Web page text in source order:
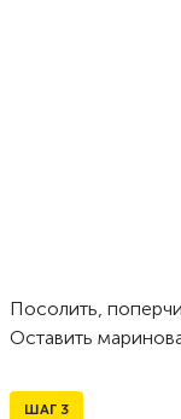
Посолить,
Оставить
ШАГ 3